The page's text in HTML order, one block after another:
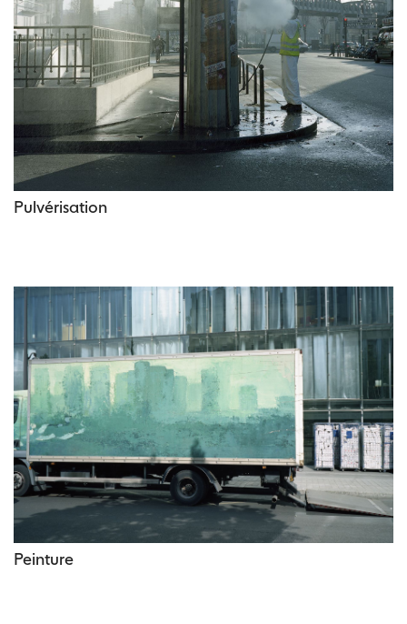
Pulvérisation
Peinture